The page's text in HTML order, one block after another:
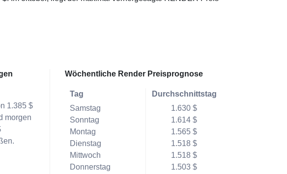
1.385 $
morgen
Wöchentliche Render Preisprognose
Tag
Samstag
Sonntag
Montag
Dienstag
Mittwoch
Donnerstag
Durchschnittstag
1.630 $
1.614 $
1.565 $
1.518 $
1.518 $
1.503 $